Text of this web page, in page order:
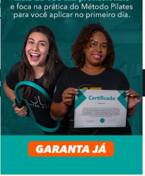
muitas práticas esportivas têm como
equilíbrio e a resistência à fadiga. O
amplo e diverso. Enquanto alguns exigem
Group. Todos os direitos reservados.